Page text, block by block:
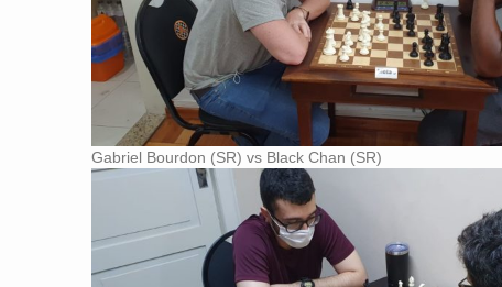
Gabriel Bourdon (SR) vs Black Chan (SR)